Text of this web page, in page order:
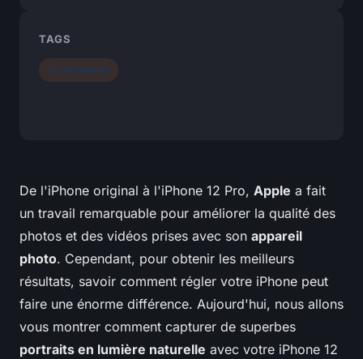
De l'iPhone original à l'iPhone 12 Pro, Apple a fait
un travail remarquable pour améliorer la qualité des
photos et des vidéos prises avec son appareil
photo. Cependant, pour obtenir les meilleurs
résultats, savoir comment régler votre iPhone peut
faire une énorme différence. Aujourd'hui, nous allons
vous montrer comment capturer de superbes
portraits en lumière naturelle avec votre iPhone 12
TAGS
Smartphones